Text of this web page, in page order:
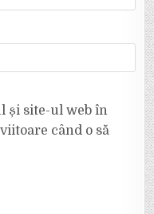
și site-ul web în
când o să